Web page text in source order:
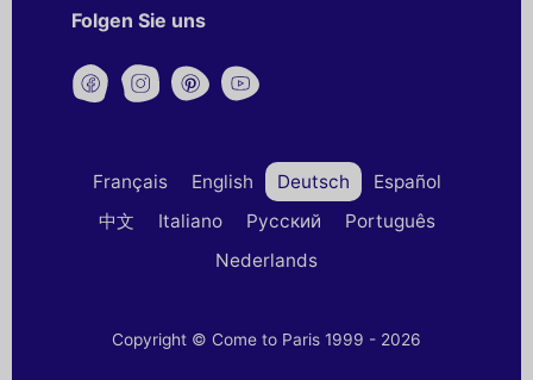
Folgen Sie uns
Français English Deutsch
Español
中文
Italiano Русский
Português
Nederlands
Copyright © Come to Paris 1999 - 2026